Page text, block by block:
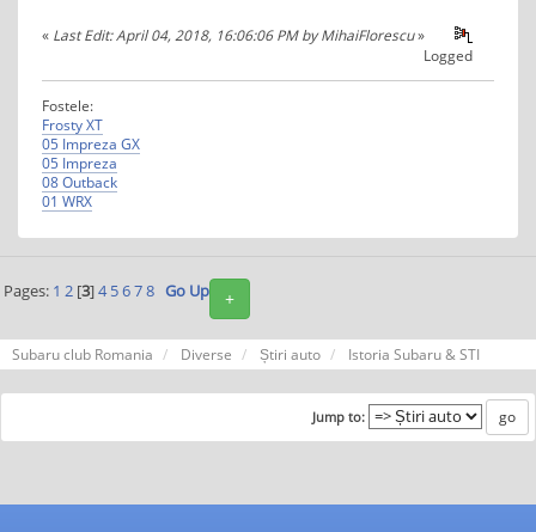
« Last Edit: April 04, 2018, 16:06:06 PM by MihaiFlorescu»
Logged
Fostele:
Frosty XT
05 Impreza GX
05 Impreza
08 Outback
01 WRX
+
Pages: 1 2[3]4 5 6 7 8 Go Up
Subaru club Romania Diverse Știri auto Istoria Subaru & STI
Jump to: